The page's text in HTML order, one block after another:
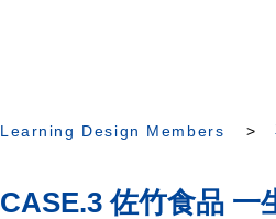
Learning Design Members
CASE.3 佐竹食品 一